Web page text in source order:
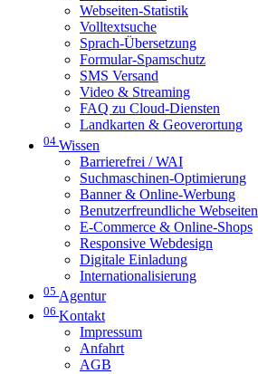
Webseiten-Statistik
Volltextsuche
Sprach-Übersetzung
Formular-Spamschutz
SMS Versand
Video & Streaming
FAQ zu Cloud-Diensten
Landkarten & Geoverortung
04 Wissen
Barrierefrei / WAI
Suchmaschinen-Optimierung
Banner & Online-Werbung
Benutzerfreundliche Webseiten
E-Commerce & Online-Shops
Responsive Webdesign
Digitale Einladung
Internationalisierung
05 Agentur
06 Kontakt
Impressum
Anfahrt
AGB